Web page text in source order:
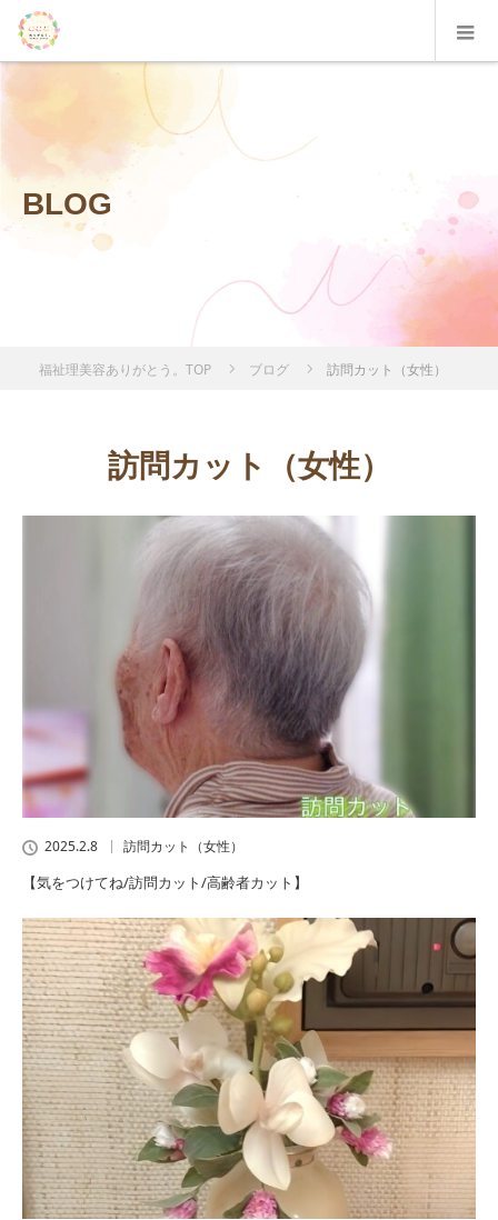
BLOG
福祉理美容ありがとう。TOP ブログ 訪問カット（女性）
訪問カット（女性）
2025.2.8 訪問カット（女性）
【気をつけてね/訪問カット/高齢者カット】